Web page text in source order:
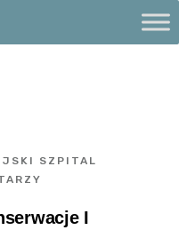
SZPITAL
I